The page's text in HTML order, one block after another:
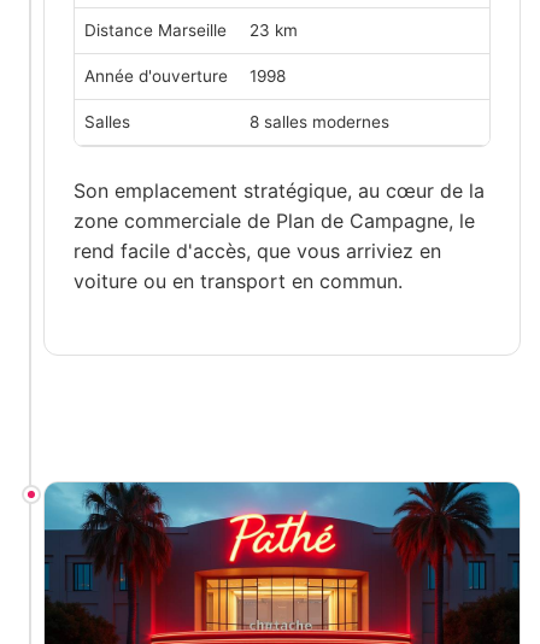
Distance Marseille 23 km
Année d'ouverture 1998
Salles 8 salles modernes
Son emplacement stratégique, au cœur de la
zone commerciale de Plan de Campagne, le
rend facile d'accès, que vous arriviez en
voiture ou en transport en commun.